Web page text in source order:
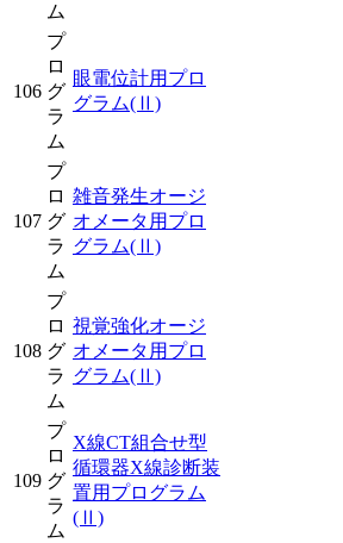
ム
106
プ
ロ
グ
ラ
ム
眼電位計用プロ
グラム(Ⅱ)
107
プ
ロ
グ
ラ
ム
雑音発生オージ
オメータ用プロ
グラム(Ⅱ)
108
プ
ロ
グ
ラ
ム
視覚強化オージ
オメータ用プロ
グラム(Ⅱ)
109
プ
ロ
グ
ラ
ム
X線CT組合せ型
循環器X線診断装
置用プログラム
(Ⅱ)